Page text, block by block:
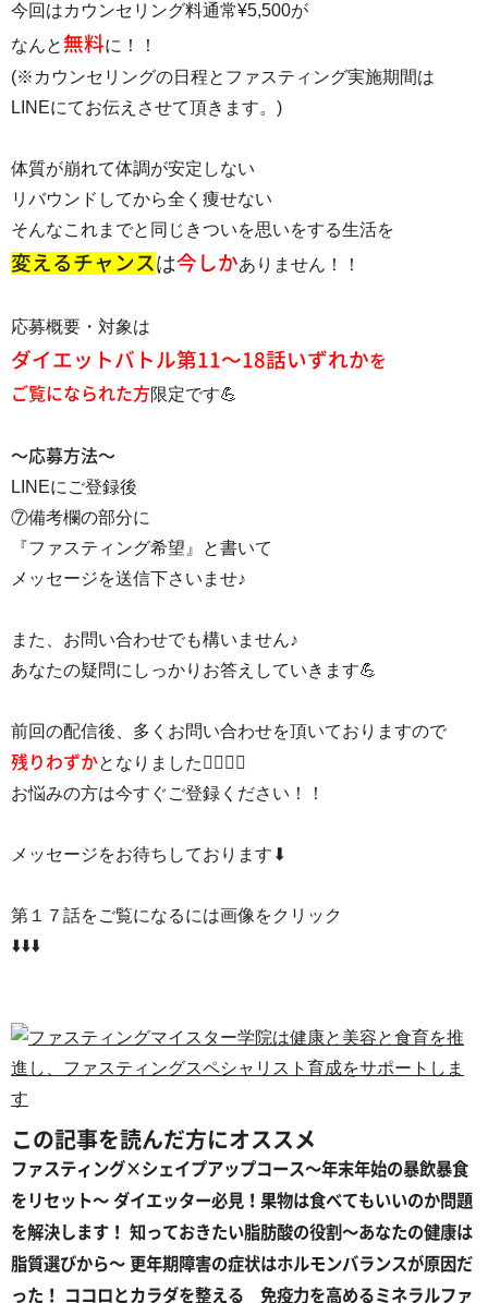
今回はカウンセリング料通常¥5,500が
なんと 無料に！！
(※カウンセリングの日程とファスティング実施期間は
LINEにてお伝えさせて頂きます。)
体質が崩れて体調が安定しない
リバウンドしてから全く痩せない
そんなこれまでと同じきついを思いをする生活を
変えるチャンス は今しかありません！！
応募概要・対象は
ダイエットバトル第11〜18話いずれかを
ご覧になられた方限定です💪
〜応募方法〜
LINEにご登録後
⑦備考欄の部分に
『ファスティング希望』と書いて
メッセージを送信下さいませ♪
また、お問い合わせでも構いません♪
あなたの疑問にしっかりお答えしていきます💪
前回の配信後、多くお問い合わせを頂いておりますので
残りわずかとなりました🙇‍♂‍🙇‍♀‍
お悩みの方は今すぐご登録ください！！
メッセージをお待ちしております⬇
第１７話をご覧になるには画像をクリック
⬇️⬇️⬇️
この記事を読んだ方にオススメ
ファスティング×シェイプアップコース〜年末年始の暴飲暴食
をリセット〜 ダイエッター必見！果物は食べてもいいのか問題
を解決します！
知っておきたい脂肪酸の役割〜あなたの健康は
脂質選びから〜 更年期障害の症状はホルモンバランスが原因だ
った！
ココロとカラダを整える 免疫力を高めるミネラルファ